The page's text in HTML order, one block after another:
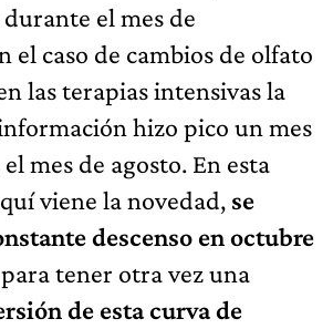
el mes de
el caso de cambios de olfato
las terapias intensivas la
hizo pico un mes
mes de agosto. En esta
viene la novedad, se
descenso en octubre
tener otra vez una
de esta curva de